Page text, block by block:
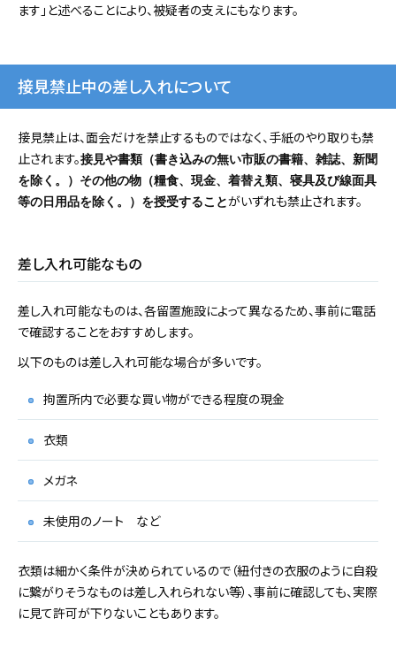
ます」と述べることにより、被疑者の支えにもなります。
接見禁止中の差し入れについて
接見禁止は、面会だけを禁止するものではなく、手紙のやり取りも禁
止されます。接見や書類（書き込みの無い市販の書籍、雑誌、新聞
を除く。）その他の物（糧食、現金、着替え類、寝具及び線面具
等の日用品を除く。）を授受することがいずれも禁止されます。
差し入れ可能なもの
差し入れ可能なものは、各留置施設によって異なるため、事前に電話
で確認することをおすすめします。
以下のものは差し入れ可能な場合が多いです。
拘置所内で必要な買い物ができる程度の現金
衣類
メガネ
未使用のノート など
衣類は細かく条件が決められているので（紐付きの衣服のように自殺
に繋がりそうなものは差し入れられない等）、事前に確認しても、実際
に見て許可が下りないこともあります。